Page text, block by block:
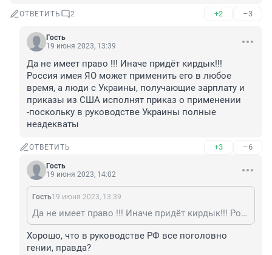
ОТВЕТИТЬ 2 +2 –3
Гость
19 июня 2023, 13:39
Да не имеет право !!! Иначе придёт кирдык!!!
Россия имея ЯО может применить его в любое
время, а люди с Украины, получающие зарплату и
приказы из США исполнят приказ о применении
-поскольку в руководстве Украины полные
неадекваты
ОТВЕТИТЬ +3 –6
Гость
19 июня 2023, 14:02
Гость19 июня 2023, 13:39
Да не имеет право !!! Иначе придёт кирдык!!! Россия имея ЯО может применить его в любое время, а люди с Украины, получающие зарплату и приказы из США исполнят приказ о применении -поскольку в руководстве Украины полные неадекваты
Хорошо, что в руководстве РФ все поголовно
гении, правда?